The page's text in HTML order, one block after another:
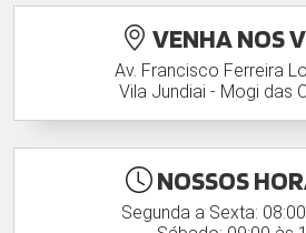
VENHA NOS
Av. Francisco Ferreira
Vila Jundiai - Mogi das
NOSSOS
Segunda a Sexta: